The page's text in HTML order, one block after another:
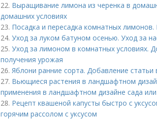
22. Выращивание лимона из черенка в
домашних условиях
23. Посадка и пересадка комнатных
24. Уход за луком батуном осенью. Уход за
25. Уход за лимоном в комнатных условиях.
получения урожая
26. Яблони ранние сорта. Добавление
27. Вьющиеся растения в ландшафтном
применения в ландшафтном дизайне сада или
28. Рецепт квашеной капусты быстро с
горячим рассолом с уксусом